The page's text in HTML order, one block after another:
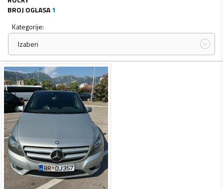
BROJ OGLASA1
Kategorije:
Izaberi